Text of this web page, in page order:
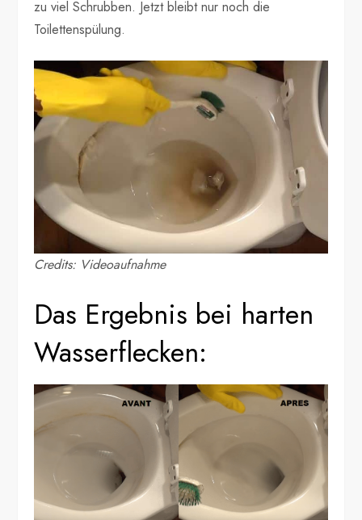
zu viel Schrubben. Jetzt bleibt nur noch die
Toilettenspülung.
Credits: Videoaufnahme
Das Ergebnis bei harten
Wasserflecken: